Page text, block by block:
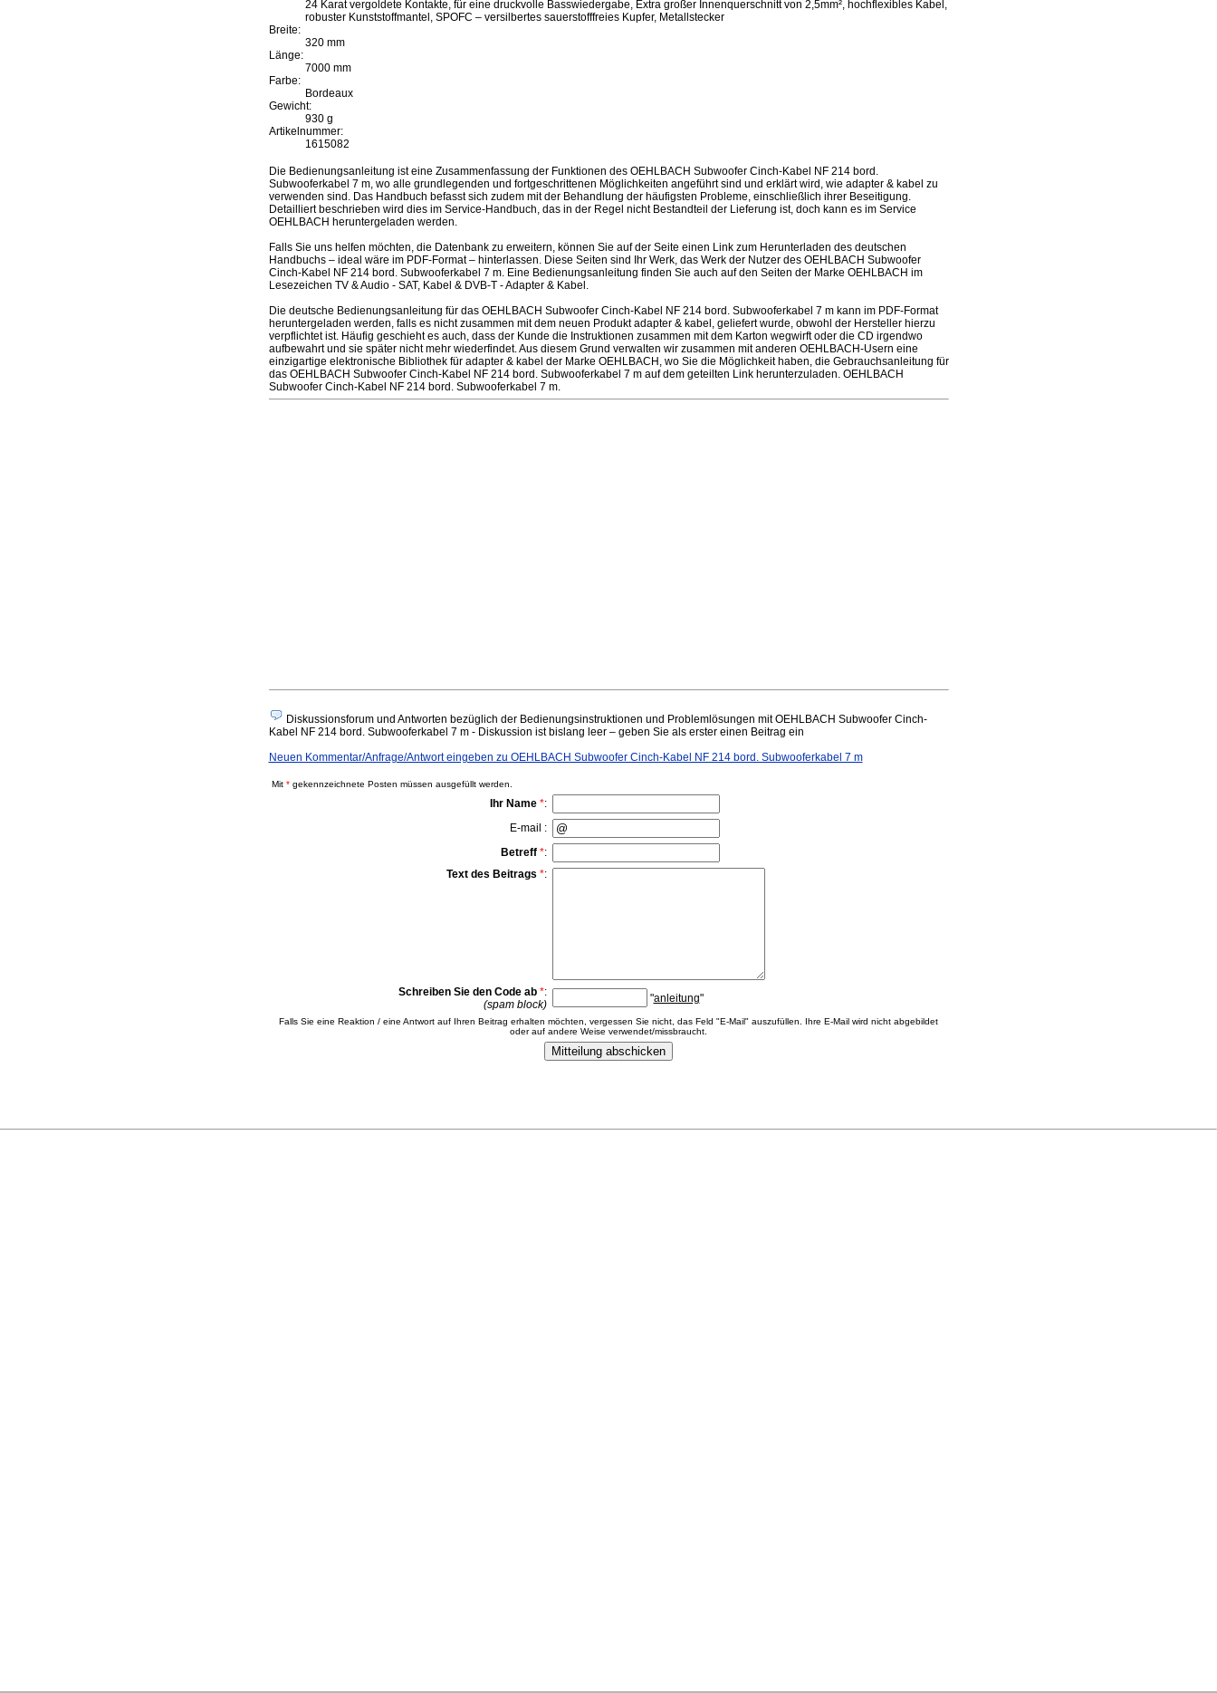
24 Karat vergoldete Kontakte, für eine druckvolle Basswiedergabe, Extra großer Innenquerschnitt von 2,5mm², hochflexibles Kabel,
robuster Kunststoffmantel, SPOFC – versilbertes sauerstofffreies Kupfer, Metallstecker
Breite:
320 mm
Länge:
7000 mm
Farbe:
Bordeaux
Gewicht:
930 g
Artikelnummer:
1615082
Die Bedienungsanleitung ist eine Zusammenfassung der Funktionen des OEHLBACH Subwoofer Cinch-Kabel NF 214 bord.
Subwooferkabel 7 m, wo alle grundlegenden und fortgeschrittenen Möglichkeiten angeführt sind und erklärt wird, wie adapter & kabel zu
verwenden sind. Das Handbuch befasst sich zudem mit der Behandlung der häufigsten Probleme, einschließlich ihrer Beseitigung.
Detailliert beschrieben wird dies im Service-Handbuch, das in der Regel nicht Bestandteil der Lieferung ist, doch kann es im Service
OEHLBACH heruntergeladen werden.
Falls Sie uns helfen möchten, die Datenbank zu erweitern, können Sie auf der Seite einen Link zum Herunterladen des deutschen
Handbuchs – ideal wäre im PDF-Format – hinterlassen. Diese Seiten sind Ihr Werk, das Werk der Nutzer des OEHLBACH Subwoofer
Cinch-Kabel NF 214 bord. Subwooferkabel 7 m. Eine Bedienungsanleitung finden Sie auch auf den Seiten der Marke OEHLBACH im
Lesezeichen TV & Audio - SAT, Kabel & DVB-T - Adapter & Kabel.
Die deutsche Bedienungsanleitung für das OEHLBACH Subwoofer Cinch-Kabel NF 214 bord. Subwooferkabel 7 m kann im PDF-Format
heruntergeladen werden, falls es nicht zusammen mit dem neuen Produkt adapter & kabel, geliefert wurde, obwohl der Hersteller hierzu
verpflichtet ist. Häufig geschieht es auch, dass der Kunde die Instruktionen zusammen mit dem Karton wegwirft oder die CD irgendwo
aufbewahrt und sie später nicht mehr wiederfindet. Aus diesem Grund verwalten wir zusammen mit anderen OEHLBACH-Usern eine
einzigartige elektronische Bibliothek für adapter & kabel der Marke OEHLBACH, wo Sie die Möglichkeit haben, die Gebrauchsanleitung für
das OEHLBACH Subwoofer Cinch-Kabel NF 214 bord. Subwooferkabel 7 m auf dem geteilten Link herunterzuladen. OEHLBACH
Subwoofer Cinch-Kabel NF 214 bord. Subwooferkabel 7 m.
Diskussionsforum und Antworten bezüglich der Bedienungsinstruktionen und Problemlösungen mit OEHLBACH Subwoofer Cinch-
Kabel NF 214 bord. Subwooferkabel 7 m - Diskussion ist bislang leer – geben Sie als erster einen Beitrag ein
Neuen Kommentar/Anfrage/Antwort eingeben zu OEHLBACH Subwoofer Cinch-Kabel NF 214 bord. Subwooferkabel 7 m
Mit *gekennzeichnete Posten müssen ausgefüllt werden.
Ihr Name *:
E-mail :
Betreff *:
Text des Beitrags *:
Schreiben Sie den Code ab *:
(spam block)
"anleitung"
Falls Sie eine Reaktion / eine Antwort auf Ihren Beitrag erhalten möchten, vergessen Sie nicht, das Feld "E-Mail" auszufüllen. Ihre E-Mail wird nicht abgebildet
oder auf andere Weise verwendet/missbraucht.